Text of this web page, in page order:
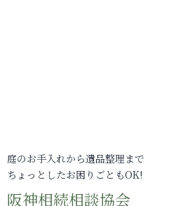
庭のお手入れから遺品整理まで
ちょっとしたお困りごともOK!
阪神相続相談協会